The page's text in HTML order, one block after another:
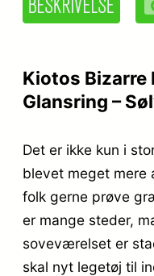
Kiotos Bizarre
Glansring –
Det er ikke kun i
blevet meget mere
folk gerne prøve
er mange steder,
soveværelset er
skal nyt legetøj til